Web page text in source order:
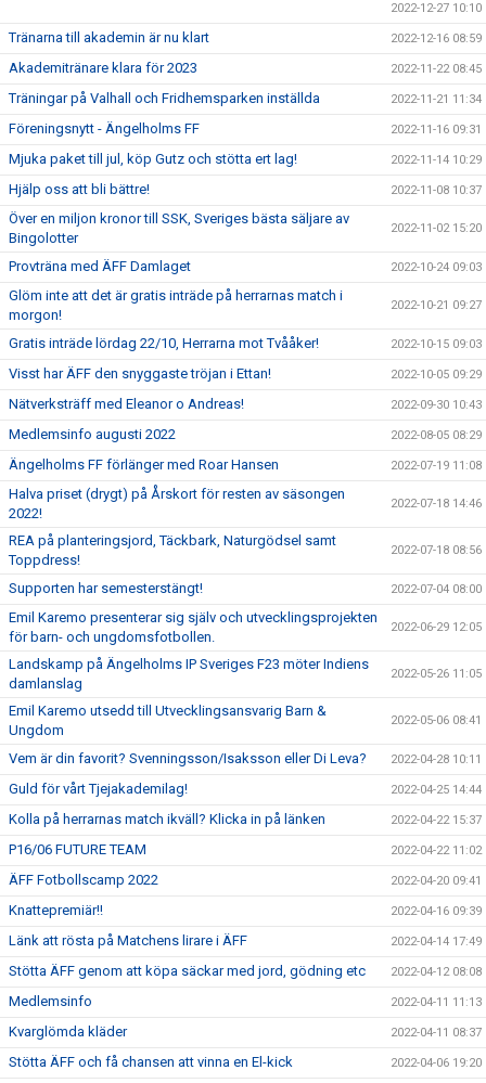
2022-12-27 10:10
Tränarna till akademin är nu klart 2022-12-16 08:59
Akademitränare klara för 2023 2022-11-22 08:45
Träningar på Valhall och Fridhemsparken inställda 2022-11-21 11:34
Föreningsnytt - Ängelholms FF 2022-11-16 09:31
Mjuka paket till jul, köp Gutz och stötta ert lag! 2022-11-14 10:29
Hjälp oss att bli bättre! 2022-11-08 10:37
Över en miljon kronor till SSK, Sveriges bästa säljare av
Bingolotter
2022-11-02 15:20
Provträna med ÄFF Damlaget 2022-10-24 09:03
Glöm inte att det är gratis inträde på herrarnas match i
morgon!
2022-10-21 09:27
Gratis inträde lördag 22/10, Herrarna mot Tvååker! 2022-10-15 09:03
Visst har ÄFF den snyggaste tröjan i Ettan! 2022-10-05 09:29
Nätverksträff med Eleanor o Andreas! 2022-09-30 10:43
Medlemsinfo augusti 2022 2022-08-05 08:29
Ängelholms FF förlänger med Roar Hansen 2022-07-19 11:08
Halva priset (drygt) på Årskort för resten av säsongen
2022!
2022-07-18 14:46
REA på planteringsjord, Täckbark, Naturgödsel samt
Toppdress!
2022-07-18 08:56
Supporten har semesterstängt! 2022-07-04 08:00
Emil Karemo presenterar sig själv och utvecklingsprojekten
för barn- och ungdomsfotbollen.
2022-06-29 12:05
Landskamp på Ängelholms IP Sveriges F23 möter Indiens
damlanslag
2022-05-26 11:05
Emil Karemo utsedd till Utvecklingsansvarig Barn &
Ungdom
2022-05-06 08:41
Vem är din favorit? Svenningsson/Isaksson eller Di Leva? 2022-04-28 10:11
Guld för vårt Tjejakademilag! 2022-04-25 14:44
Kolla på herrarnas match ikväll? Klicka in på länken 2022-04-22 15:37
P16/06 FUTURE TEAM 2022-04-22 11:02
ÄFF Fotbollscamp 2022 2022-04-20 09:41
Knattepremiär!! 2022-04-16 09:39
Länk att rösta på Matchens lirare i ÄFF 2022-04-14 17:49
Stötta ÄFF genom att köpa säckar med jord, gödning etc 2022-04-12 08:08
Medlemsinfo 2022-04-11 11:13
Kvarglömda kläder 2022-04-11 08:37
Stötta ÄFF och få chansen att vinna en El-kick 2022-04-06 19:20